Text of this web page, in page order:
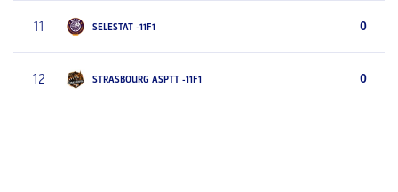
11 SELESTAT -11F1 0
12 STRASBOURG ASPTT -11F1 0